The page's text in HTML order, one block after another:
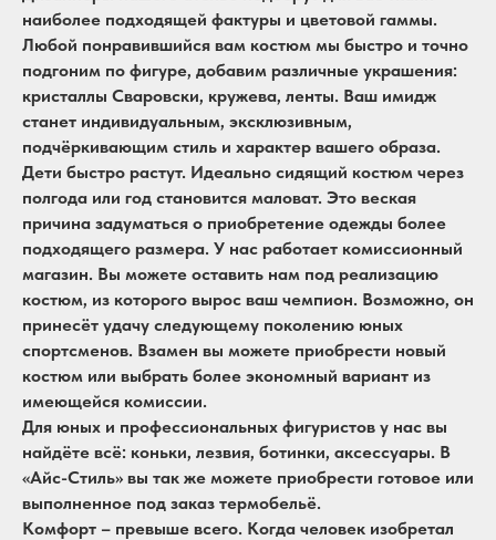
наиболее подходящей фактуры и цветовой гаммы.
Любой понравившийся вам костюм мы быстро и точно
подгоним по фигуре, добавим различные украшения:
кристаллы Сваровски, кружева, ленты. Ваш имидж
станет индивидуальным, эксклюзивным,
подчёркивающим стиль и характер вашего образа.
Дети быстро растут. Идеально сидящий костюм через
полгода или год становится маловат. Это веская
причина задуматься о приобретение одежды более
подходящего размера. У нас работает комиссионный
магазин. Вы можете оставить нам под реализацию
костюм, из которого вырос ваш чемпион. Возможно, он
принесёт удачу следующему поколению юных
спортсменов. Взамен вы можете приобрести новый
костюм или выбрать более экономный вариант из
имеющейся комиссии.
Для юных и профессиональных фигуристов у нас вы
найдёте всё: коньки, лезвия, ботинки, аксессуары. В
«Айс-Стиль» вы так же можете приобрести готовое или
выполненное под заказ термобельё.
Комфорт – превыше всего. Когда человек изобретал